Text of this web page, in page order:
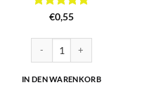
Bewertet
5
€0,55
IN DEN WARENKORB